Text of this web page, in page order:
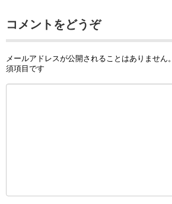
コメントをどうぞ
メールアドレスが公開されることはありません。
須項目です